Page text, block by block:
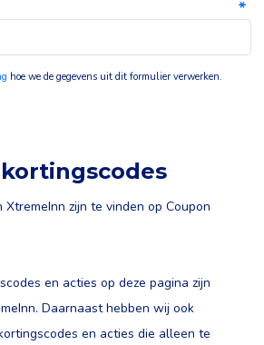
hoe we de gegevens uit dit formulier verwerken.
zijn te vinden op Coupon
en acties op deze pagina zijn
Daarnaast hebben wij ook
en acties die alleen te